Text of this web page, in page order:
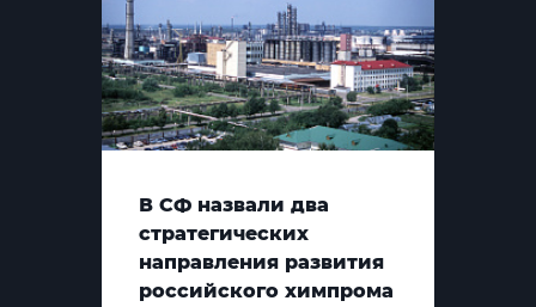
В СФ назвали два
стратегических
направления развития
российского химпрома